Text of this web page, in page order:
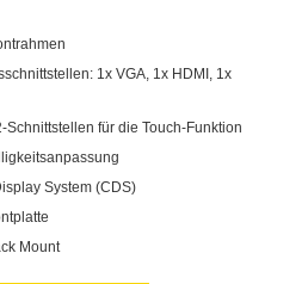
1x VGA, 1x HDMI, 1x
Schnittstellen für die Touch-Funktion
System (CDS)
Mount